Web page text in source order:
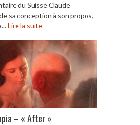
du Suisse Claude
sa conception à son propos,
Lire la suite
– « After »